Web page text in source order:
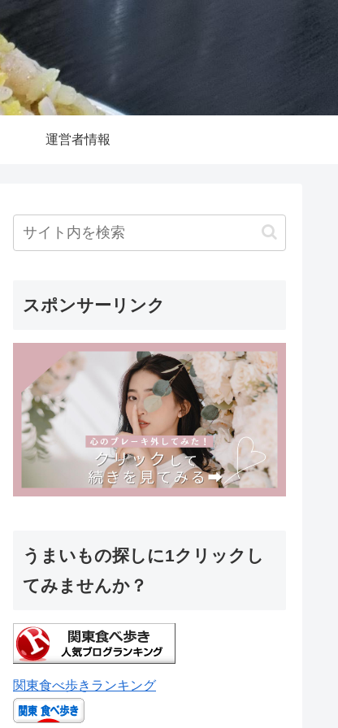
運営者情報
スポンサーリンク
うまいもの探しに1クリックし
てみませんか？
関東食べ歩きランキング